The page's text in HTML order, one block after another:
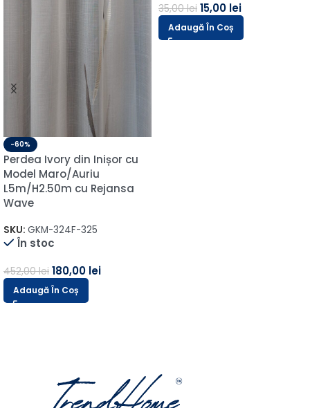
-60%
Perdea Ivory din Inișor cu
Model Maro/Auriu
L5m/H2.50m cu Rejansa
Wave
SKU: GKM-324F-325
În stoc
452,00lei 180,00 lei
Adaugă În Coș
35,00lei 15,00 lei
Adaugă În Coș